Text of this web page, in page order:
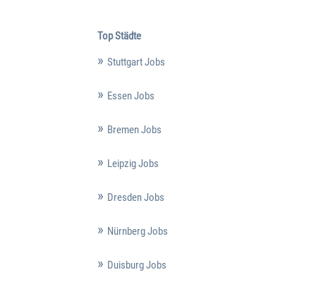
Top Städte
Stuttgart Jobs
Essen Jobs
Bremen Jobs
Leipzig Jobs
Dresden Jobs
Nürnberg Jobs
Duisburg Jobs